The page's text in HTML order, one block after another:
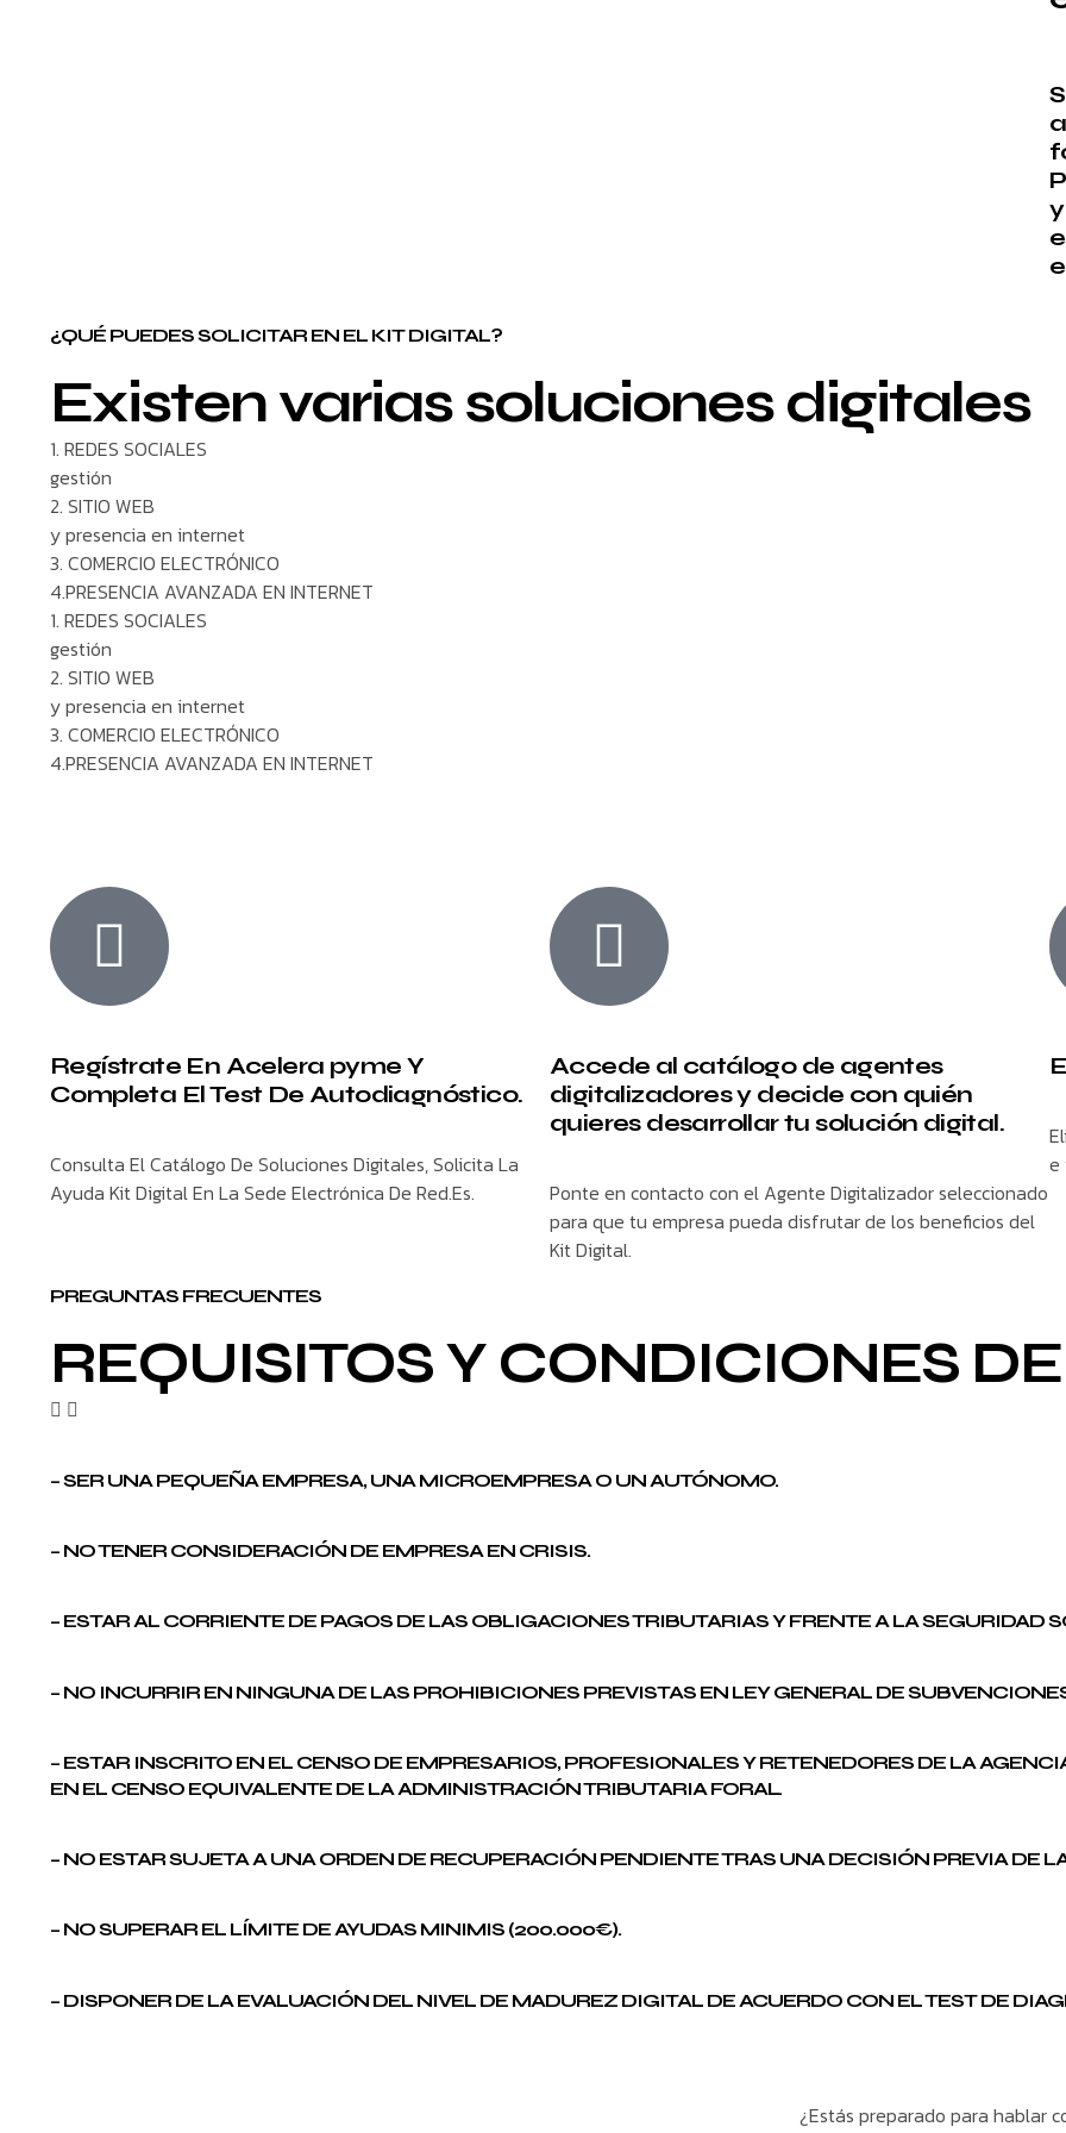
¿QUÉ PUEDES SOLICITAR EN EL KIT DIGITAL?
Existen varias soluciones digitales
1. REDES SOCIALES
gestión
2. SITIO WEB
y presencia en internet
3. COMERCIO ELECTRÓNICO
4.PRESENCIA AVANZADA EN INTERNET
1. REDES SOCIALES
gestión
2. SITIO WEB
y presencia en internet
3. COMERCIO ELECTRÓNICO
4.PRESENCIA AVANZADA EN INTERNET
Regístrate En Acelera pyme Y
Completa El Test De Autodiagnóstico.
Consulta El Catálogo De Soluciones Digitales, Solicita La
Ayuda Kit Digital En La Sede Electrónica De Red.Es.
Accede al catálogo de agentes
digitalizadores y decide con quién
quieres desarrollar tu solución digital.
Ponte en contacto con el Agente Digitalizador seleccionado
para que tu empresa pueda disfrutar de los beneficios del
Kit Digital.
e
PREGUNTAS FRECUENTES
REQUISITOS Y CONDICIONES
– SER UNA PEQUEÑA EMPRESA, UNA MICROEMPRESA O UN AUTÓNOMO.
– NO TENER CONSIDERACIÓN DE EMPRESA EN CRISIS.
– ESTAR AL CORRIENTE DE PAGOS DE LAS OBLIGACIONES TRIBUTARIAS Y FRENTE A LA SEGURIDAD
– NO INCURRIR EN NINGUNA DE LAS PROHIBICIONES PREVISTAS EN LEY GENERAL DE
– ESTAR INSCRITO EN EL CENSO DE EMPRESARIOS, PROFESIONALES Y RETENEDORES DE LA
EN EL CENSO EQUIVALENTE DE LA ADMINISTRACIÓN TRIBUTARIA FORAL.
– NO ESTAR SUJETA A UNA ORDEN DE RECUPERACIÓN PENDIENTE TRAS UNA DECISIÓN PREVIA DE
– NO SUPERAR EL LÍMITE DE AYUDAS MINIMIS (200.000€).
– DISPONER DE LA EVALUACIÓN DEL NIVEL DE MADUREZ DIGITAL DE ACUERDO CON EL TEST DE
¿Estás preparado para hablar